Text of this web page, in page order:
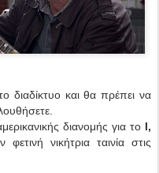
και θα πρέπει να
διανομής για το I,
φετινή νικήτρια ταινία στις